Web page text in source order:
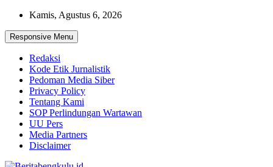
Skip
content
Kamis, Agustus 6, 2026
Responsive Menu
Redaksi
Kode Etik Jurnalistik
Pedoman Media Siber
Privacy Policy
Tentang Kami
SOP Perlindungan Wartawan
UU Pers
Media Partners
Disclaimer